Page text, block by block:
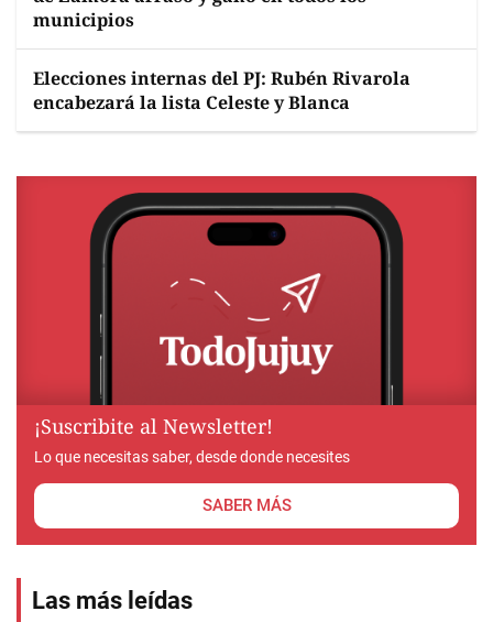
municipios
Elecciones internas del PJ: Rubén Rivarola
encabezará la lista Celeste y Blanca
¡Suscribite al Newsletter!
Lo que necesitas saber, desde donde necesites
SABER MÁS
Las más leídas